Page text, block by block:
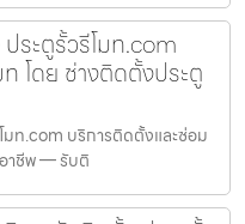
ระตูรั้วรีโมท.com
โดย ช่างติดตั้งประตู
ท.com บริการติดตั้งและซ่อม
าชีพ — รับติ